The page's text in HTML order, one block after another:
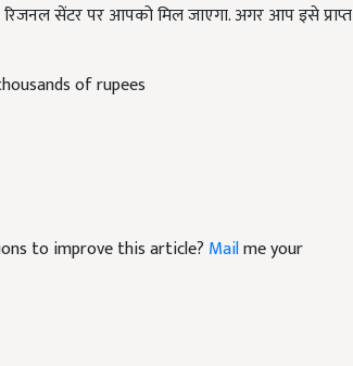
रिजनल सेंटर पर आपको मिल जाएगा. अगर आप इसे प्राप्त
of rupees
to improve this article? Mailme your